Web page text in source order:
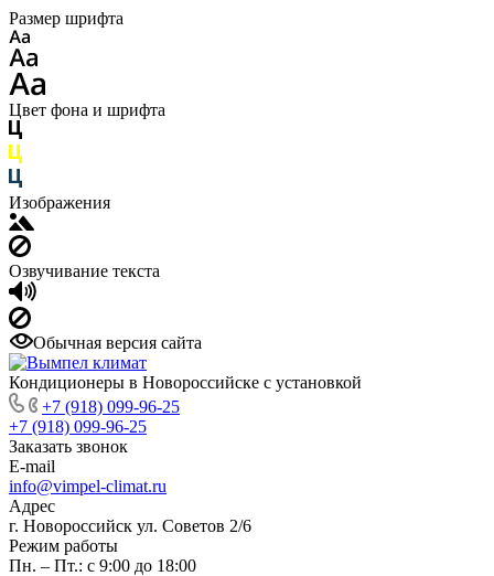
Размер шрифта
Цвет фона и шрифта
Изображения
Озвучивание текста
Обычная версия сайта
Кондиционеры в Новороссийске с установкой
+7 (918) 099-96-25
+7 (918) 099-96-25
Заказать звонок
E-mail
info@vimpel-climat.ru
Адрес
г. Новороссийск ул. Советов 2/6
Режим работы
Пн. – Пт.: с 9:00 до 18:00